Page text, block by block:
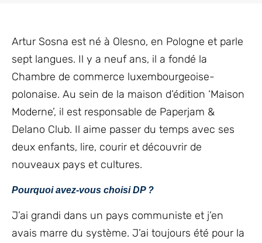
Artur Sosna est né à Olesno, en Pologne et parle
sept langues. Il y a neuf ans, il a fondé la
Chambre de commerce luxembourgeoise-
polonaise. Au sein de la maison d’édition ‘Maison
Moderne’, il est responsable de Paperjam &
Delano Club. Il aime passer du temps avec ses
deux enfants, lire, courir et découvrir de
nouveaux pays et cultures.
Pourquoi avez-vous choisi DP ?
J’ai grandi dans un pays communiste et j’en
avais marre du système. J’ai toujours été pour la